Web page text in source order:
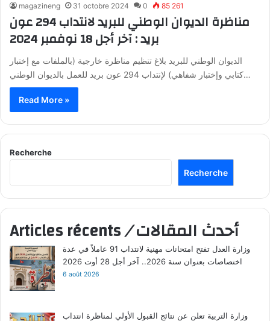
magazineng 31 octobre 2024 0 85 261
مناظرة الديوان الوطني للبريد لانتداب 294 عون
بريد : آخر أجل 18 نوفمبر 2024
الديوان الوطني للبريد بلاغ تنظيم مناظرة خارجية (بالملفات مع إختبار
كتابي وإختبار شفاهي) لإنتداب 294 عون بريد للعمل بالديوان الوطني…
Read More »
Recherche
Recherche
Articles récents/أحدث المقالات
وزارة العدل تفتح امتحانات مهنية لانتداب 91 عاملاً في عدة
اختصاصات بعنوان سنة 2026.. آخر أجل 28 أوت 2026
6 août 2026
وزارة التربية تعلن عن نتائج القبول الأولي لمناظرة انتداب